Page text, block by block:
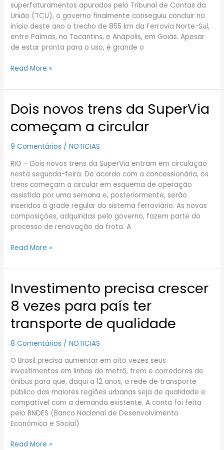
superfaturamentos apurados pelo Tribunal de Contas da
União (TCU), o governo finalmente conseguiu concluir no
início deste ano o trecho de 855 km da Ferrovia Norte-Sul,
entre Palmas, no Tocantins, e Anápolis, em Goiás. Apesar
de estar pronta para o uso, é grande o
ano
parada
Read More »
Dois novos trens da SuperVia
começam a circular
9 Comentários /NOTICIAS
RIO – Dois novos trens da SuperVia entram em circulação
nesta segunda-feira. De acordo com a concessionária, os
trens começam a circular em esquema de operação
assistida por uma semana e, posteriormente, serão
inseridos à grade regular do sistema ferroviário. As novas
composições, adquiridas pelo governo, fazem parte do
processo de renovação da frota. A
Dois
novos
trens
SuperVia
a
circular
Read More »
Investimento precisa crescer
8 vezes para país ter
transporte de qualidade
8 Comentários /NOTICIAS
O Brasil precisa aumentar em oito vezes seus
investimentos em linhas de metrô, trem e corredores de
ônibus para que, daqui a 12 anos, a rede de transporte
público das maiores regiões urbanas seja de qualidade e
compatível com a demanda existente. A conta foi feita
pelo BNDES (Banco Nacional de Desenvolvimento
Econômico e Social)
Investimento
precisa
crescer
vezes
país
ter
transporte
de
qualidade
Read More »